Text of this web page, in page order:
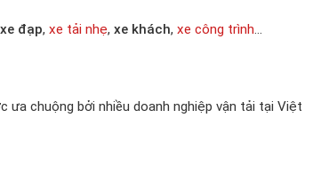
xe đạp, xe tải nhẹ, xe khách, xe công trình…
ưa chuộng bởi nhiều doanh nghiệp vận tải tại Việt